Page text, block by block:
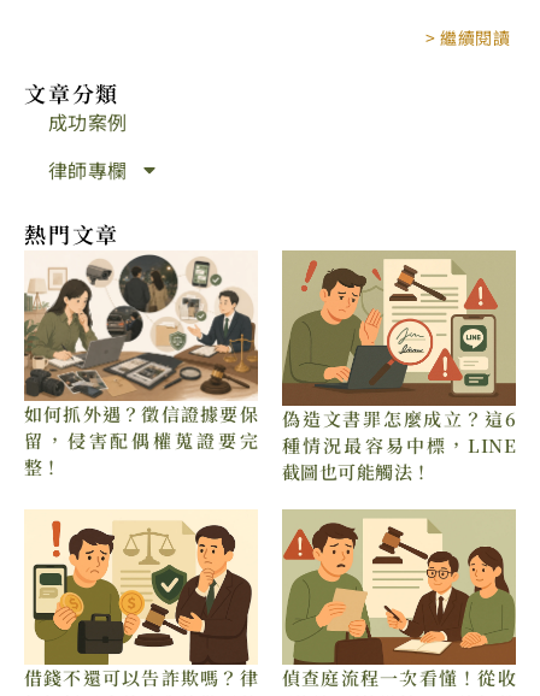
> 繼續閱讀
文章分類
成功案例
律師專欄
熱門文章
如何抓外遇？徵信證據要保
留，侵害配偶權蒐證要完
整！
偽造文書罪怎麼成立？這6
種情況最容易中標，LINE
截圖也可能觸法！
借錢不還可以告詐欺嗎？律
偵查庭流程一次看懂！從收